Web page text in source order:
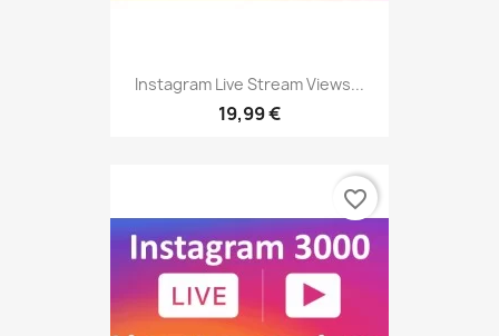
Instagram Live Stream Views...
19,99 €
favorite_border